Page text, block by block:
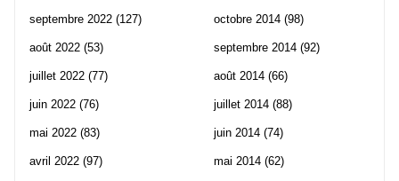
septembre 2022 (127)
août 2022 (53)
juillet 2022 (77)
juin 2022 (76)
mai 2022 (83)
avril 2022 (97)
octobre 2014 (98)
septembre 2014 (92)
août 2014 (66)
juillet 2014 (88)
juin 2014 (74)
mai 2014 (62)